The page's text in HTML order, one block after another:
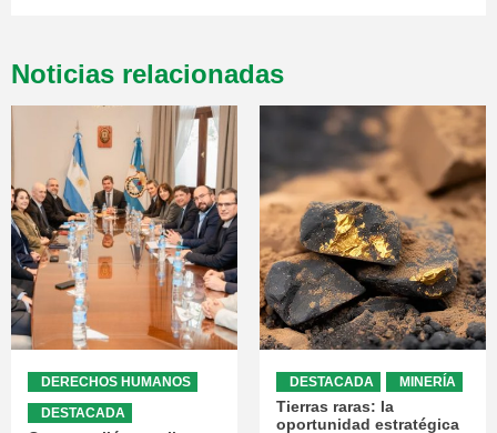
Noticias relacionadas
DERECHOS HUMANOS
DESTACADA
DESTACADA MINERÍA
Tierras raras: la
oportunidad estratégica